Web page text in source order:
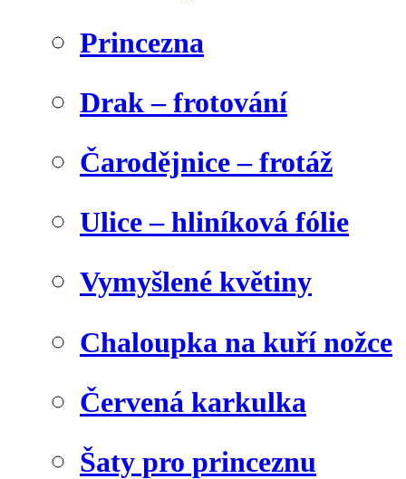
Princezna
Drak – frotování
Čarodějnice – frotáž
Ulice – hliníková fólie
Vymyšlené květiny
Chaloupka na kuří nožce
Červená karkulka
Šaty pro princeznu